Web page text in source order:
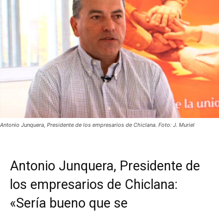
Antonio Junquera, Presidente de los empresarios de Chiclana. Foto: J. Muriel
Antonio Junquera, Presidente de
los empresarios de Chiclana:
«Sería bueno que se